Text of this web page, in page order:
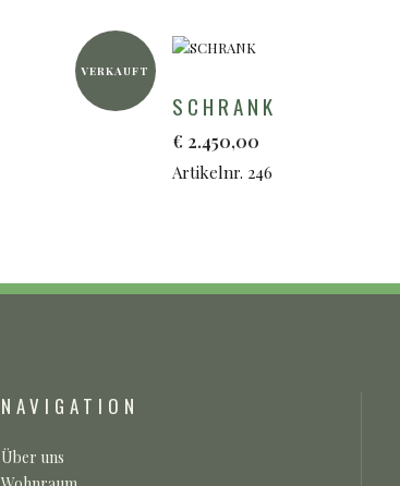
VERKAUFT
SCHRANK
€ 2.450,00
Artikelnr. 246
NAVIGATION
Über uns